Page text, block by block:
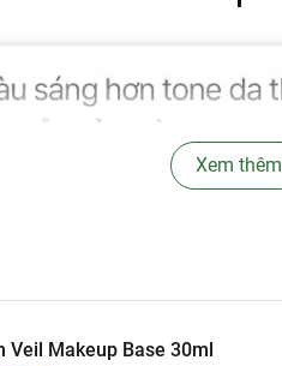
Xem thêm
Veil Makeup Base 30ml